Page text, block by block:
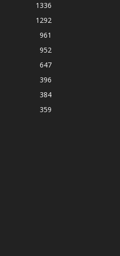
1336
1292
961
952
647
396
384
359